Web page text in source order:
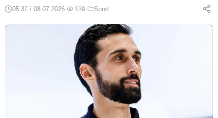
05:32 / 08.07.2026· 139· Sport